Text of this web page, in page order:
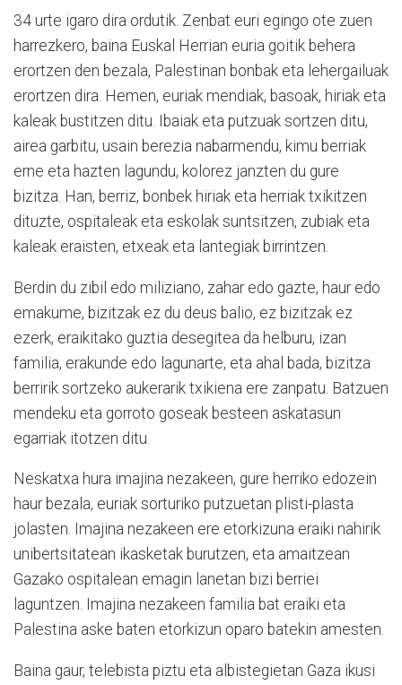
34 urte igaro dira ordutik. Zenbat euri egingo ote zuen
harrezkero, baina Euskal Herrian euria goitik behera
erortzen den bezala, Palestinan bonbak eta lehergailuak
erortzen dira. Hemen, euriak mendiak, basoak, hiriak eta
kaleak bustitzen ditu. Ibaiak eta putzuak sortzen ditu,
airea garbitu, usain berezia nabarmendu, kimu berriak
erne eta hazten lagundu, kolorez janzten du gure
bizitza. Han, berriz, bonbek hiriak eta herriak txikitzen
dituzte, ospitaleak eta eskolak suntsitzen, zubiak eta
kaleak eraisten, etxeak eta lantegiak birrintzen.
Berdin du zibil edo miliziano, zahar edo gazte, haur edo
emakume, bizitzak ez du deus balio, ez bizitzak ez
ezerk, eraikitako guztia desegitea da helburu, izan
familia, erakunde edo lagunarte, eta ahal bada, bizitza
berririk sortzeko aukerarik txikiena ere zanpatu. Batzuen
mendeku eta gorroto goseak besteen askatasun
egarriak itotzen ditu.
Neskatxa hura imajina nezakeen, gure herriko edozein
haur bezala, euriak sorturiko putzuetan plisti-plasta
jolasten. Imajina nezakeen ere etorkizuna eraiki nahirik
unibertsitatean ikasketak burutzen, eta amaitzean
Gazako ospitalean emagin lanetan bizi berriei
laguntzen. Imajina nezakeen familia bat eraiki eta
Palestina aske baten etorkizun oparo batekin amesten.
Baina gaur, telebista piztu eta albistegietan Gaza ikusi